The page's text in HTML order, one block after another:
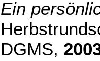
Ein
DGMS,